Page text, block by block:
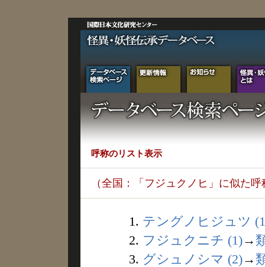
呼称のリスト表示
（全国：「フジュクノヒ」に似た呼
1. テングノヒジュツ
2. フジュクニチ (1)→
3. グシュノシマ (2)→